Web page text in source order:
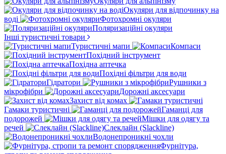
Окуляри для відпочинку на
воді
Фотохромні окуляри
Поляризаційні окуляри
Інші туристичні товари
Туристичні мапи
Компаси
Похідний інструмент
Похідна аптечка
Похідні фільтри для води
Гідратори
Рушники з
мікрофібри
Дорожні аксесуари
Захист від комах
Гамаки туристичні
Гаманці для
подорожей
Мішки для одягу та
речей
Слеклайн (Slackline)
Водонепроникні чохли
Фурнітура,